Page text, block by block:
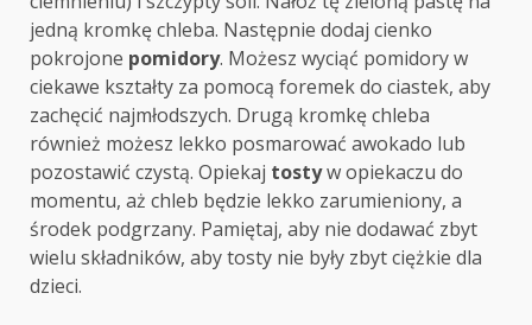
jedną kromkę chleba. Następnie dodaj cienko
pokrojone pomidory. Możesz wyciąć pomidory w
ciekawe kształty za pomocą foremek do ciastek, aby
zachęcić najmłodszych. Drugą kromkę chleba
również możesz lekko posmarować awokado lub
pozostawić czystą. Opiekaj tostyw opiekaczu do
momentu, aż chleb będzie lekko zarumieniony, a
środek podgrzany. Pamiętaj, aby nie dodawać zbyt
wielu składników, aby tosty nie były zbyt ciężkie dla
dzieci.